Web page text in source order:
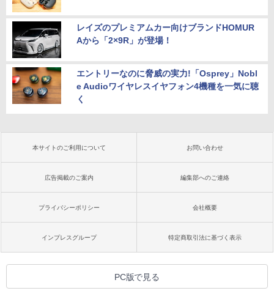
レイズのプレミアムカー向けブランドHOMUR
Aから「2×9R」が登場！
エントリーなのに脅威の実力!「Osprey」Nobl
e Audioワイヤレスイヤフォン4機種を一気に聴
く
本サイトのご利用について お問い合わせ
広告掲載のご案内 編集部へのご連絡
プライバシーポリシー 会社概要
インプレスグループ 特定商取引法に基づく表示
PC版で見る